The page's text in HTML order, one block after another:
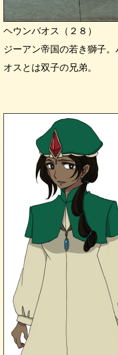
ヘウンバオス（２８）
ジーアン帝国の若き獅子
オスとは双子の兄弟。